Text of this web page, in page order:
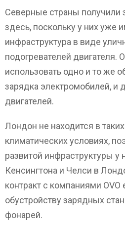
Северные страны получили
здесь, поскольку у них уже
инфраструктура в виде
подогревателей двигателя.
использовать одно и то же
зарядка электромобилей, и
двигателей.
Лондон не находится в
климатических условиях,
развитой инфраструктуры у
Кенсингтона и Челси в
контракт с компаниями
обустройству зарядных
фонарей.